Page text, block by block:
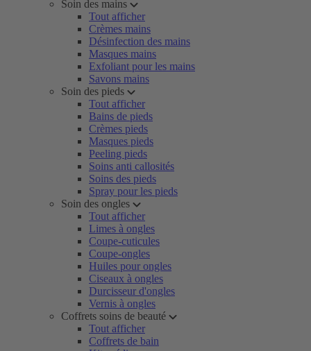
Soin des mains
Tout afficher
Crèmes mains
Désinfection des mains
Masques mains
Exfoliant pour les mains
Savons mains
Soin des pieds
Tout afficher
Bains de pieds
Crèmes pieds
Masques pieds
Peeling pieds
Soins anti callosités
Soins des pieds
Spray pour les pieds
Soin des ongles
Tout afficher
Limes à ongles
Coupe-cuticules
Coupe-ongles
Huiles pour ongles
Ciseaux à ongles
Durcisseur d'ongles
Vernis à ongles
Coffrets soins de beauté
Tout afficher
Coffrets de bain